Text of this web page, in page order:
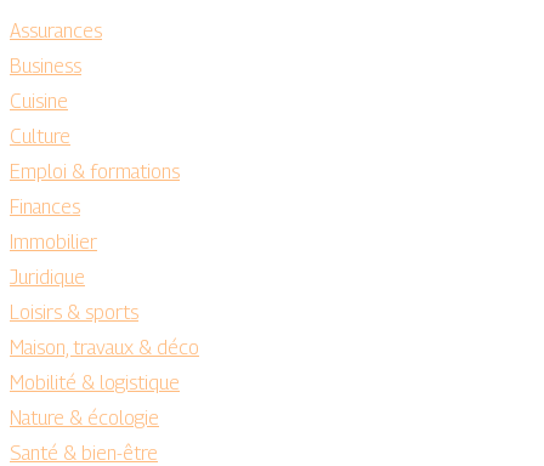
Assurances
Business
Cuisine
Culture
Emploi & formations
Finances
Immobilier
Juridique
Loisirs & sports
Maison, travaux & déco
Mobilité & logistique
Nature & écologie
Santé & bien-être